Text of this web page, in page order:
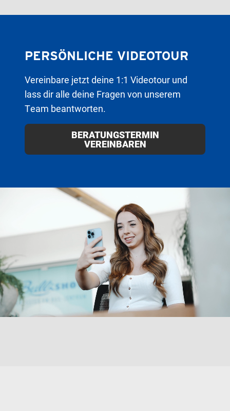
PERSÖNLICHE VIDEOTOUR
Vereinbare jetzt deine 1:1 Videotour und
lass dir alle deine Fragen von unserem
Team beantworten.
BERATUNGSTERMIN
VEREINBAREN